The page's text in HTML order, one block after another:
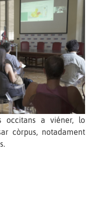
occitans a viéner, lo
còrpus, notadament